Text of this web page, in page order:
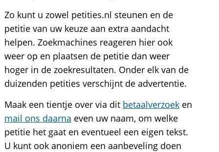
Zo kunt u zowel petities.nl steunen en de
petitie van uw keuze aan extra aandacht
helpen. Zoekmachines reageren hier ook
weer op en plaatsen de petitie dan weer
hoger in de zoekresultaten. Onder elk van de
duizenden petities verschijnt de advertentie.
Maak een tientje over via dit betaalverzoeken
mail ons daarna even uw naam, om welke
petitie het gaat en eventueel een eigen tekst.
U kunt ook anoniem een aanbeveling doen